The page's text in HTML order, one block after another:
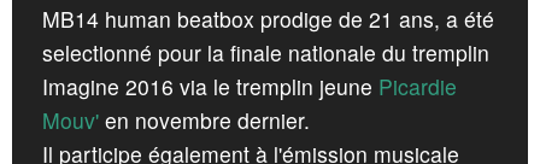
MB14 human beatbox prodige de 21 ans, a été
selectionné pour la finale nationale du tremplin
Imagine 2016 via le tremplin jeune Picardie
Mouv' en novembre dernier.
Il participe également à l'émission musicale